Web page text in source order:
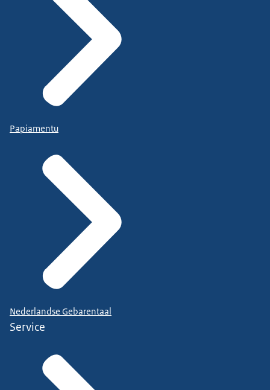
Papiamentu
Nederlandse Gebarentaal
Service